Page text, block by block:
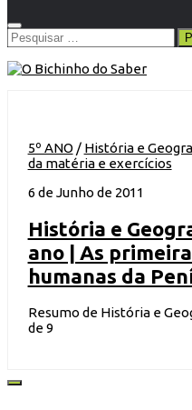
Pesquisar
por:
5º ANO / História e
da matéria e exercícios
6 de Junho de 2011
História e
ano | As
humanas da
Resumo de História e
de 9